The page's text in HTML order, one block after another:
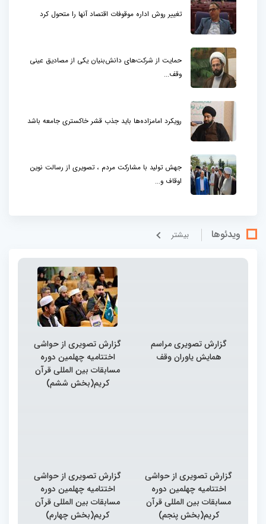
تغییر روش اداره موقوفات اقتصاد آنها را متحول کرد
حمایت از شرکت‌های دانش‌بنیان یکی از مصادیق عینی
وقف...
رویکرد امامزاده‌ها باید جذب قشر خاکستری جامعه باشد
جهش تولید با مشارکت مردم ، تصویری از رسالت نوین
اوقاف و...
ویدئوها بيشتر
گزارش تصویری مراسم
همایش یاوران وقف
گزارش تصویری از حواشی
اختتامیه چهلمین دوره
مسابقات بین المللی قرآن
کریم(بخش ششم)
گزارش تصویری از حواشی
اختتامیه چهلمین دوره
مسابقات بین المللی قرآن
کریم(بخش پنجم)
گزارش تصویری از حواشی
اختتامیه چهلمین دوره
مسابقات بین المللی قرآن
کریم(بخش چهارم)